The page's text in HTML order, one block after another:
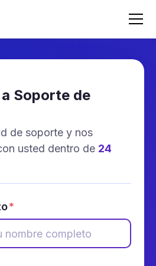
Soporte de
de soporte y nos
usted dentro de 24
*